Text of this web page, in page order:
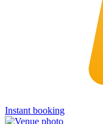
Instant booking